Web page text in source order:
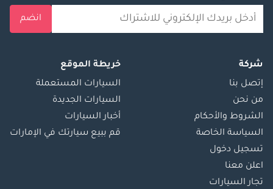
انضم
شركة
إتصل بنا
من نحن
الشروط والأحكام
السياسة الخاصة
تسجيل دخول
اعلن معنا
تجار السيارات
خريطة الموقع
السيارات المستعملة
السيارات الجديدة
أخبار السيارات
قم ببيع سيارتك في الإمارات